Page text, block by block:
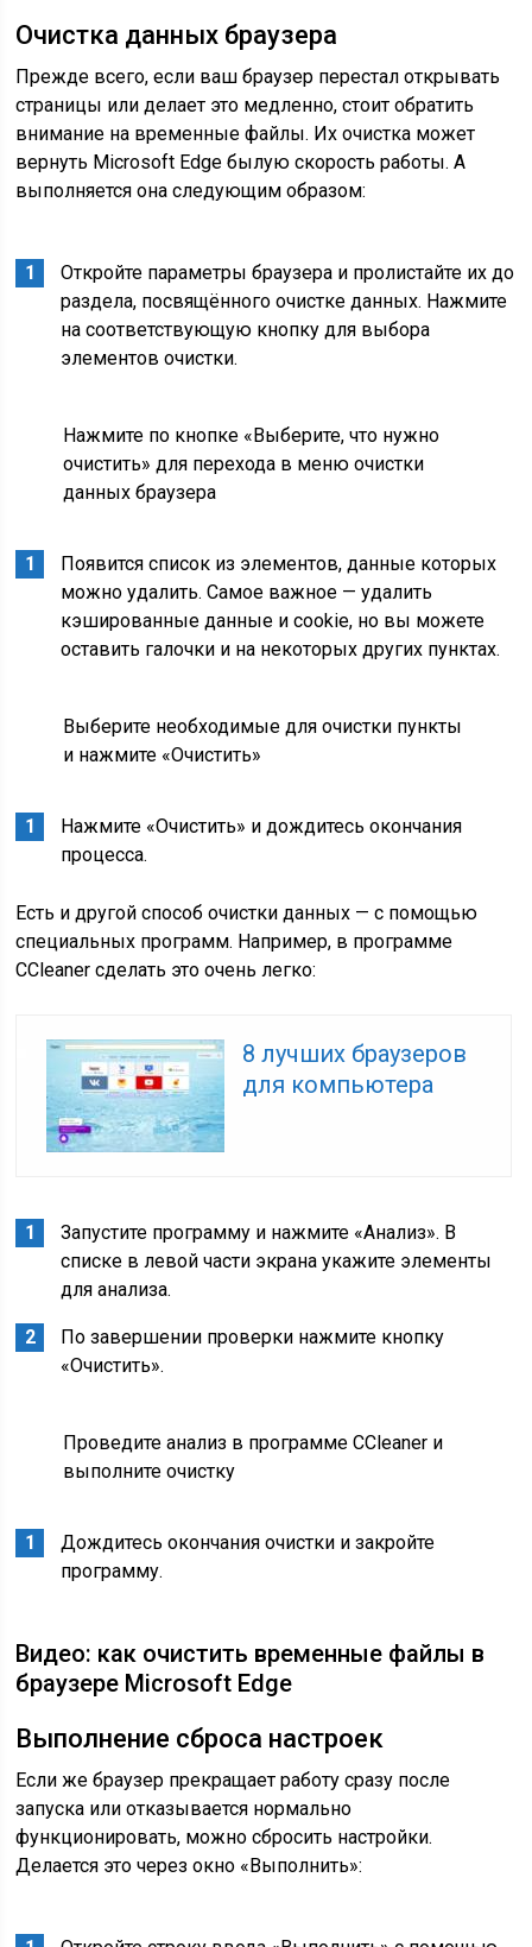
Очистка данных браузера
Прежде всего, если ваш браузер перестал открывать
страницы или делает это медленно, стоит обратить
внимание на временные файлы. Их очистка может
вернуть Microsoft Edge былую скорость работы. А
выполняется она следующим образом:
Откройте параметры браузера и пролистайте их до
раздела, посвящённого очистке данных. Нажмите
на соответствующую кнопку для выбора
элементов очистки.
Нажмите по кнопке «Выберите, что нужно
очистить» для перехода в меню очистки
данных браузера
Появится список из элементов, данные которых
можно удалить. Самое важное — удалить
кэшированные данные и cookie, но вы можете
оставить галочки и на некоторых других пунктах.
Выберите необходимые для очистки пункты
и нажмите «Очистить»
Нажмите «Очистить» и дождитесь окончания
процесса.
Есть и другой способ очистки данных — с помощью
специальных программ. Например, в программе
CCleaner сделать это очень легко:
8 лучших браузеров
для компьютера
Запустите программу и нажмите «Анализ». В
списке в левой части экрана укажите элементы
для анализа.
По завершении проверки нажмите кнопку
«Очистить».
Проведите анализ в программе CCleaner и
выполните очистку
Дождитесь окончания очистки и закройте
программу.
Видео: как очистить временные файлы в
браузере Microsoft Edge
Выполнение сброса настроек
Если же браузер прекращает работу сразу после
запуска или отказывается нормально
функционировать, можно сбросить настройки.
Делается это через окно «Выполнить»: